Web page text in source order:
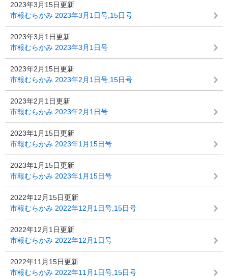
2023年3月15日更新
市報むらかみ 2023年3月1日号,15日号
2023年3月1日更新
市報むらかみ 2023年3月1日号
2023年2月15日更新
市報むらかみ 2023年2月1日号,15日号
2023年2月1日更新
市報むらかみ 2023年2月1日号
2023年1月15日更新
市報むらかみ 2023年1月15日号
2023年1月15日更新
市報むらかみ 2023年1月15日号
2022年12月15日更新
市報むらかみ 2022年12月1日号,15日号
2022年12月1日更新
市報むらかみ 2022年12月1日号
2022年11月15日更新
市報むらかみ 2022年11月1日号,15日号